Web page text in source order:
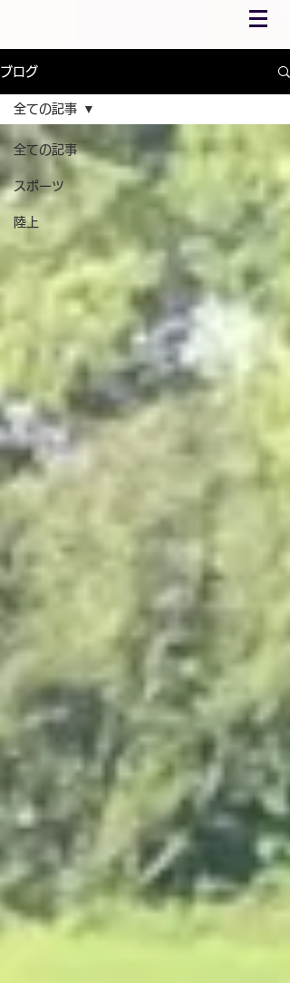
ブログ
全ての記事
スポーツ
陸上
全ての記事